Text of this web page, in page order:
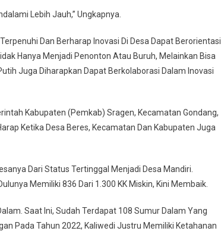
Lebih Jauh,” Ungkapnya.
Dan Berharap Inovasi Di Desa Dapat Berorientasi
Hanya Menjadi Penonton Atau Buruh, Melainkan Bisa
Juga Diharapkan Dapat Berkolaborasi Dalam Inovasi
Kabupaten (Pemkab) Sragen, Kecamatan Gondang,
Ketika Desa Beres, Kecamatan Dan Kabupaten Juga
Dari Status Tertinggal Menjadi Desa Mandiri.
Memiliki 836 Dari 1.300 KK Miskin, Kini Membaik.
Saat Ini, Sudah Terdapat 108 Sumur Dalam Yang
Pada Tahun 2022, Kaliwedi Justru Memiliki Ketahanan